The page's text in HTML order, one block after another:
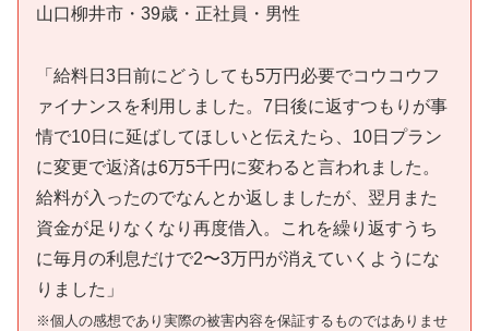
山口柳井市・39歳・正社員・男性
「給料日3日前にどうしても5万円必要でコウコウフ
ァイナンスを利用しました。7日後に返すつもりが事
情で10日に延ばしてほしいと伝えたら、10日プラン
に変更で返済は6万5千円に変わると言われました。
給料が入ったのでなんとか返しましたが、翌月また
資金が足りなくなり再度借入。これを繰り返すうち
に毎月の利息だけで2〜3万円が消えていくようにな
りました」
※個人の感想であり実際の被害内容を保証するものではありませ